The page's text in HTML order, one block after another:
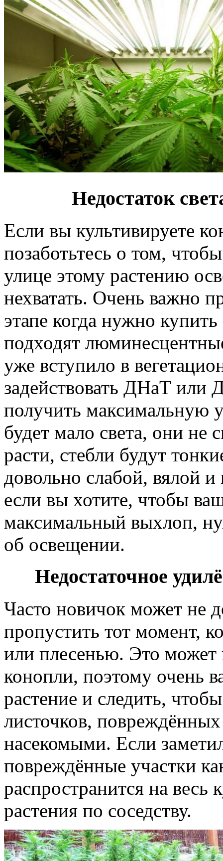
Недостаток
Если вы культивируете
позаботьтесь о том,
улице этому растению
нехватать. Очень важно
этапе когда нужно
подходят
уже вступило в
задействовать ДНаТ или
получить максимальную
будет мало света, они не
расти, стебли будут
довольно слабой, вялой
если вы хотите, чтобы
максимальный выхлоп,
об освещении.
Недостаточное
Часто новичок может не
пропустить тот момент,
или плесенью. Это может
конопли, поэтому очень
растение и следить,
листочков,
насекомыми. Если
повреждённые участки
распространится на весь
растения по соседству.